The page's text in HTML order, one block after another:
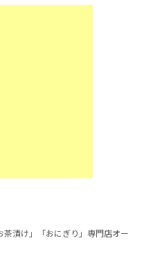
漬け」「おにぎり」専門店オー